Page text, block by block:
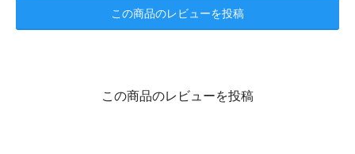
この商品のレビューを投稿
この商品のレビューを投稿